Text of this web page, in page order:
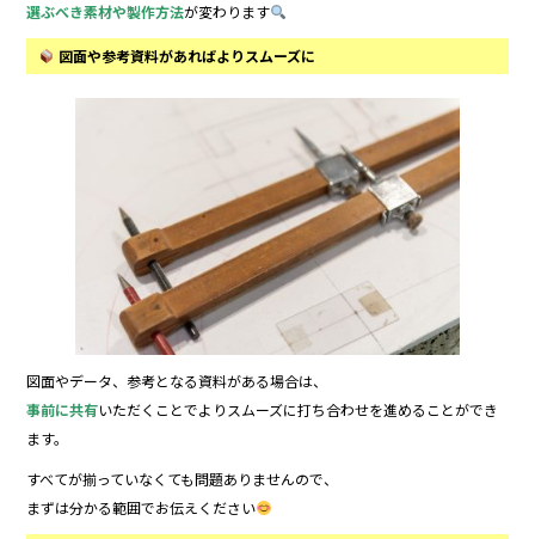
選ぶべき素材や製作方法が変わります
図面や参考資料があればよりスムーズに
図面やデータ、参考となる資料がある場合は、
事前に共有いただくことでよりスムーズに打ち合わせを進めることができ
ます。
すべてが揃っていなくても問題ありませんので、
まずは分かる範囲でお伝えください